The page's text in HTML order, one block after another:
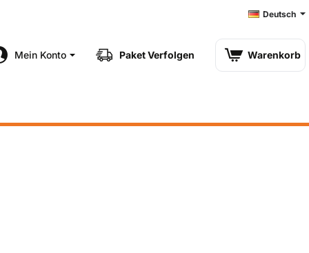
Deutsch
Mein Konto Paket Verfolgen Warenkorb